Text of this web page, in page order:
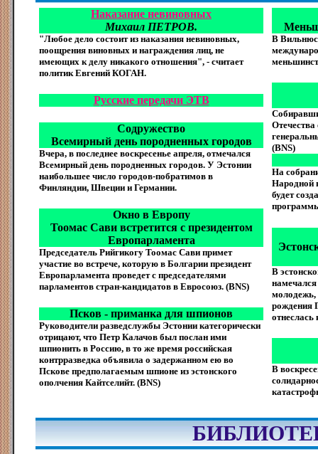
Наказание невиновных
Михаил ПЕТРОВ.
"Любое дело состоит из наказания невиновных,
поощрения виновных и награждения лиц, не
имеющих к делу никакого отношения", - считает
политик Евгений КОГАН.
Русские передачи ЭТВ
Содружество
Всемирный день породненных городов
Вчера, в последнее воскресенье апреля, отмечался
Всемирный день породненных городов. У Эстонии
наибольшее число городов-побратимов в
Финляндии, Швеции и Германии.
Окно в Европу
Тоомас Сави встретится с президентом
Европарламента
Председатель Рийгикогу Тоомас Сави примет
участие во встрече, которую в Болгарии президент
Европарламента проведет с председателями
парламентов стран-кандидатов в Евросоюз. (BNS)
Псков - приманка для шпионов
Руководители разведслужбы Эстонии категорически
отрицают, что Петр Калачов был послан ими
шпионить в Россию, в то же время российская
контрразведка объявила о задержанном ею во
Пскове предполагаемым шпионе из эстонского
ополчения Кайтселийт. (BNS)
В
(BNS)
На
Народной
будет
В
молодежь,
рождения
В